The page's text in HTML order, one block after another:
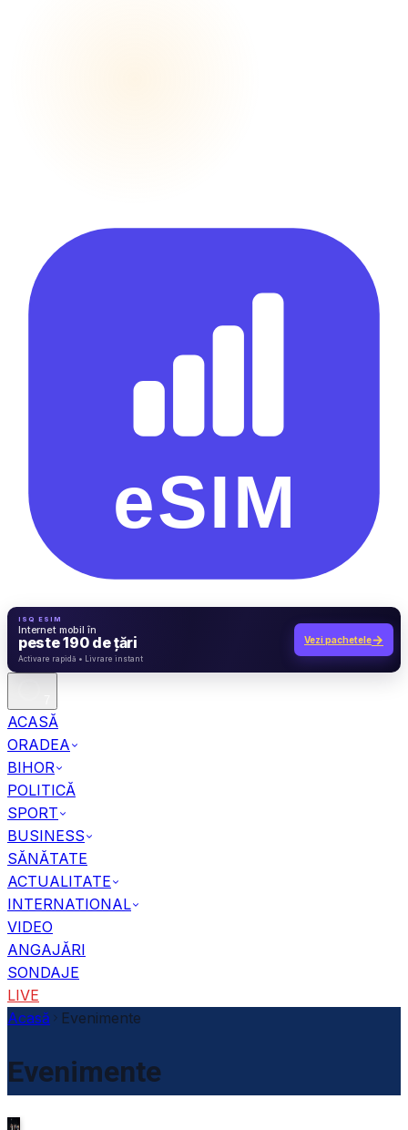
ISQ ESIM
Internet mobil în
peste 190 de țări Vezi pachetele→
ACASĂ
ORADEA
BIHOR
POLITICĂ
SPORT
BUSINESS
SĂNĂTATE
ACTUALITATE
INTERNATIONAL
VIDEO
ANGAJĂRI
SONDAJE
LIVE
Acasă
Evenimente
Evenimente